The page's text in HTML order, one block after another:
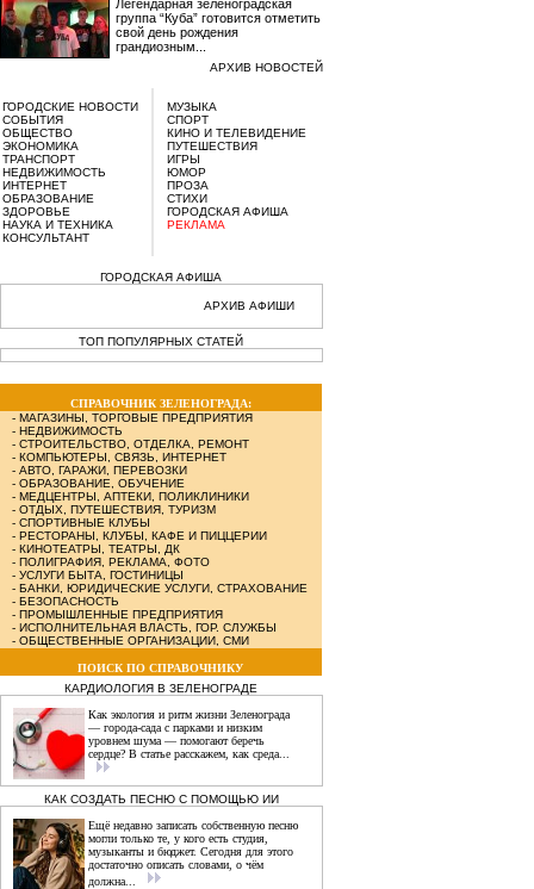
Легендарная зеленоградская
группа “Куба” готовится отметить
свой день рождения
грандиозным...
АРХИВ НОВОСТЕЙ
ГОРОДСКИЕ НОВОСТИ
СОБЫТИЯ
ОБЩЕСТВО
ЭКОНОМИКА
ТРАНСПОРТ
НЕДВИЖИМОСТЬ
ИНТЕРНЕТ
ОБРАЗОВАНИЕ
ЗДОРОВЬЕ
НАУКА И ТЕХНИКА
КОНСУЛЬТАНТ
МУЗЫКА
СПОРТ
КИНО И ТЕЛЕВИДЕНИЕ
ПУТЕШЕСТВИЯ
ИГРЫ
ЮМОР
ПРОЗА
СТИХИ
ГОРОДСКАЯ АФИША
РЕКЛАМА
ГОРОДСКАЯ АФИША
АРХИВ АФИШИ
ТОП ПОПУЛЯРНЫХ СТАТЕЙ
СПРАВОЧНИК ЗЕЛЕНОГРАДА:
- МАГАЗИНЫ, ТОРГОВЫЕ ПРЕДПРИЯТИЯ
- НЕДВИЖИМОСТЬ
- СТРОИТЕЛЬСТВО, ОТДЕЛКА, РЕМОНТ
- КОМПЬЮТЕРЫ, СВЯЗЬ, ИНТЕРНЕТ
- АВТО, ГАРАЖИ, ПЕРЕВОЗКИ
- ОБРАЗОВАНИЕ, ОБУЧЕНИЕ
- МЕДЦЕНТРЫ, АПТЕКИ, ПОЛИКЛИНИКИ
- ОТДЫХ, ПУТЕШЕСТВИЯ, ТУРИЗМ
- СПОРТИВНЫЕ КЛУБЫ
- РЕСТОРАНЫ, КЛУБЫ, КАФЕ И ПИЦЦЕРИИ
- КИНОТЕАТРЫ, ТЕАТРЫ, ДК
- ПОЛИГРАФИЯ, РЕКЛАМА, ФОТО
- УСЛУГИ БЫТА, ГОСТИНИЦЫ
- БАНКИ, ЮРИДИЧЕСКИЕ УСЛУГИ, СТРАХОВАНИЕ
- БЕЗОПАСНОСТЬ
- ПРОМЫШЛЕННЫЕ ПРЕДПРИЯТИЯ
- ИСПОЛНИТЕЛЬНАЯ ВЛАСТЬ, ГОР. СЛУЖБЫ
- ОБЩЕСТВЕННЫЕ ОРГАНИЗАЦИИ, СМИ
ПОИСК ПО СПРАВОЧНИКУ
КАРДИОЛОГИЯ В ЗЕЛЕНОГРАДЕ
Как экология и ритм жизни Зеленограда
— города‑сада с парками и низким
уровнем шума — помогают беречь
сердце? В статье расскажем, как среда...
КАК СОЗДАТЬ ПЕСНЮ С ПОМОЩЬЮ ИИ
Ещё недавно записать собственную песню
могли только те, у кого есть студия,
музыканты и бюджет. Сегодня для этого
достаточно описать словами, о чём
должна...